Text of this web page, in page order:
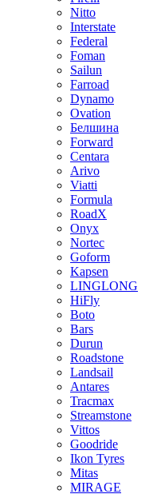
Nitto
Interstate
Federal
Foman
Sailun
Farroad
Dynamo
Ovation
Белшина
Forward
Centara
Arivo
Viatti
Formula
RoadX
Onyx
Nortec
Goform
Kapsen
LINGLONG
HiFly
Boto
Bars
Durun
Roadstone
Landsail
Antares
Tracmax
Streamstone
Vittos
Goodride
Ikon Tyres
Mitas
MIRAGE